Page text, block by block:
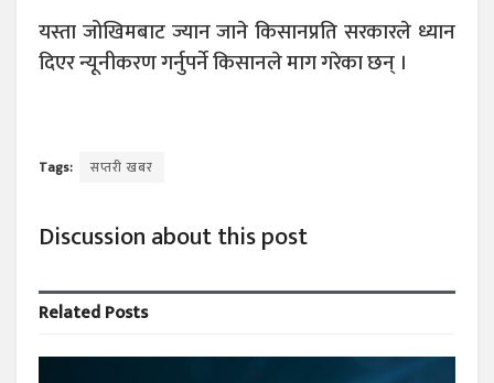
यस्ता जोखिमबाट ज्यान जाने किसानप्रति सरकारले ध्यान
दिएर न्यूनीकरण गर्नुपर्ने किसानले माग गरेका छन् ।
Tags: सप्तरी खबर
Discussion about this post
RelatedPosts